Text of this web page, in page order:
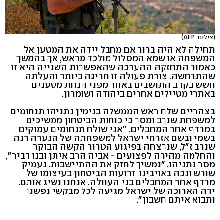
(צילום: AFP)
תחילה לא היה ברור אם מחבל יידה את המטען אל
המשפחה או שמא המסלול מולכד מראש, אך בהמשך
כאמור התחזקה ההערכה שהאפשרות השנייה היא זו
שהתרחשה. צורת פעולה זו חריגה ביותר והעלתה
חשש בקרב התושבים באזור מפני הנחת מטענים
באתרי מטיילים אחרים ביהודה ושומרון.
בצהריים שלח ראש הממשלה בנימין נתניהו תנחומים
למשפחת שנרב ומסר כי כוחות הביטחון ממשיכים
במרדף אחר המחבלים. "אני שולח תנחומים עמוקים
בשמי ובשם אזרחי ישראל למשפחתה של הנערה רנה
שנרב ז"ל, שנרצחה בפיגוע הטרור הקשה הבוקר
והחלמה מהירה לפצועים - אביה הרב איתן ובנו דביר",
מסר נתניהו. "נמשיך לחזק את ההתיישבות. נעמיק
שורש ונכה באויבינו. זרועות הביטחון בעיצומו של
מרדף אחר המחבלים בני העוולה. אנחנו נשיג אותם.
ידה הארוכה של ישראל מגיעה לכל מבקשי נפשנו
ותבוא איתם חשבון".